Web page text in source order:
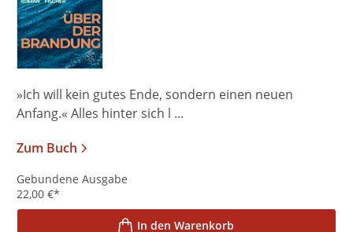
»Ich will kein gutes Ende, sondern einen neuen
Anfang.« Alles hinter sich l ...
Zum Buch
Gebundene Ausgabe
22,00 €*
In den Warenkorb